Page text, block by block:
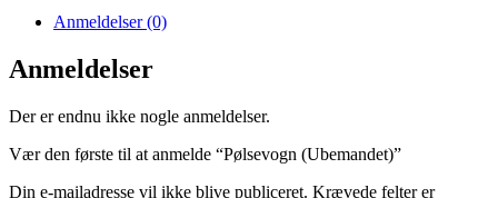
Anmeldelser (0)
Anmeldelser
Der er endnu ikke nogle anmeldelser.
Vær den første til at anmelde “Pølsevogn (Ubemandet)”
Din e-mailadresse vil ikke blive publiceret. Krævede felter er